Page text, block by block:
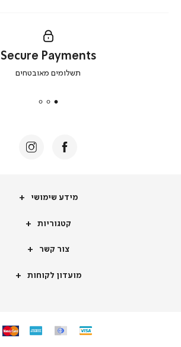
secure
Secure Payments
תשלומים מאובטחים
מידע
מידע שימושי
קטגוריותקטגוריות
צור
צור קשר
מועדון
מועדון לקוחות